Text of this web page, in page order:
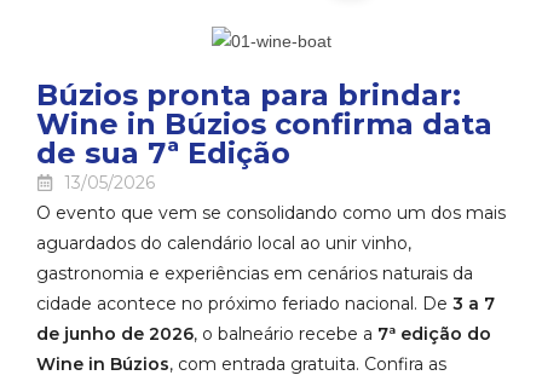
Búzios pronta para brindar:
Wine in Búzios confirma data
de sua 7ª Edição
13/05/2026
O evento que vem se consolidando como um dos mais
aguardados do calendário local ao unir vinho,
gastronomia e experiências em cenários naturais da
cidade acontece no próximo feriado nacional. De 3 a 7
de junho de 2026, o balneário recebe a 7ª edição do
Wine in Búzios, com entrada gratuita. Confira as